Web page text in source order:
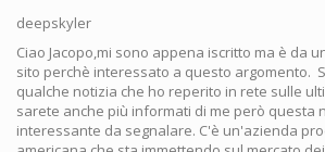
deepskyler
Ciao Jacopo,mi sono appena iscritto ma è da
sito perchè interessato a questo argomento.
qualche notizia che ho reperito in rete sulle
sarete anche più informati di me però questa
interessante da segnalare. C'è un'azienda